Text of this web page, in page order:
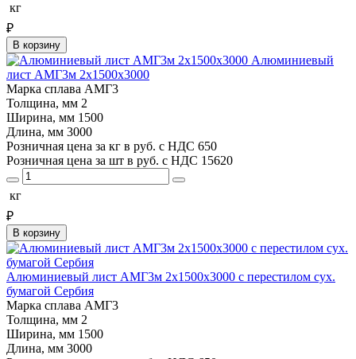
кг
₽
В корзину
Алюминиевый
лист АМГ3м 2х1500х3000
Марка сплава АМГ3
Толщина, мм 2
Ширина, мм 1500
Длина, мм 3000
Розничная цена за кг в руб. с НДС 650
Розничная цена за шт в руб. с НДС 15620
кг
₽
В корзину
Алюминиевый лист АМГ3м 2х1500х3000 с перестилом сух.
бумагой Сербия
Марка сплава АМГ3
Толщина, мм 2
Ширина, мм 1500
Длина, мм 3000